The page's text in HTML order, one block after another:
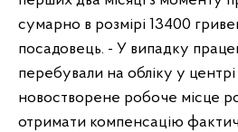
сумарно в розмірі 13400
посадовець. - У випадку
перебували на обліку у центрі
новостворене робоче місце
отримати компенсацію